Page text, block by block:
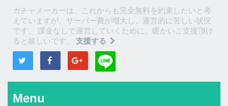
ガチャメーカーは、これからも完全無料を約束したいと考
えていますが、サーバー費が増大し、運営的に苦しい状況
です。 課金なしで運営していくために、暖かいご支援頂け
ると嬉しいです。 支援する
Menu